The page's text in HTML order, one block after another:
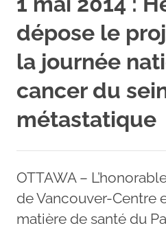
dépose le
la journée
cancer du
métastatique
OTTAWA –
de Vancouver-Centre
matière de santé du